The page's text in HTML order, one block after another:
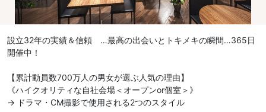
設立32年の実績＆信頼 …最高の出会いとトキメキの瞬間…365日
開催中！
【累計動員数700万人の男女が選ぶ人気の理由】
《ハイクオリティな自社会場＜オープンor個室＞》
→ ドラマ・CM撮影で使用される2つのスタイル